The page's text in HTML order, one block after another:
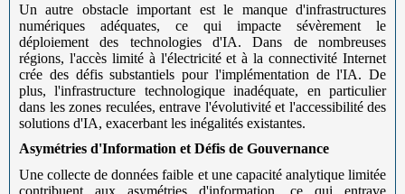
Un autre obstacle important est le manque d'infrastructures
numériques adéquates, ce qui impacte sévèrement le
déploiement des technologies d'IA. Dans de nombreuses
régions, l'accès limité à l'électricité et à la connectivité Internet
crée des défis substantiels pour l'implémentation de l'IA. De
plus, l'infrastructure technologique inadéquate, en particulier
dans les zones reculées, entrave l'évolutivité et l'accessibilité des
solutions d'IA, exacerbant les inégalités existantes.
Asymétries d'Information et Défis de Gouvernance
Une collecte de données faible et une capacité analytique limitée
contribuent aux asymétries d'information, ce qui entrave